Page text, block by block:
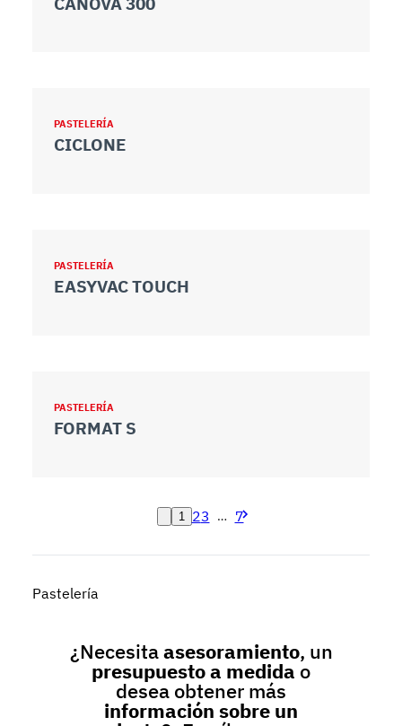
PASTELERÍA
CICLONE
PASTELERÍA
EASYVAC TOUCH
PASTELERÍA
FORMAT S
1 23 … 7
Pastelería
¿Necesitaasesoramiento, un
presupuesto a medida o
desea obtener más
información sobre un